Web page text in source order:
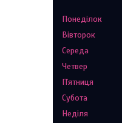
Понеділок
Вівторок
Середа
Четвер
Пʼятниця
Субота
Неділя